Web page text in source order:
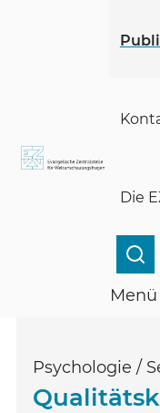
Die
Menü
Menü
Psychologie /